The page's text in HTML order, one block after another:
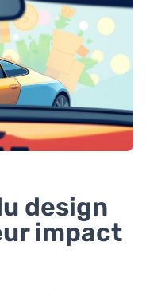
design
impact